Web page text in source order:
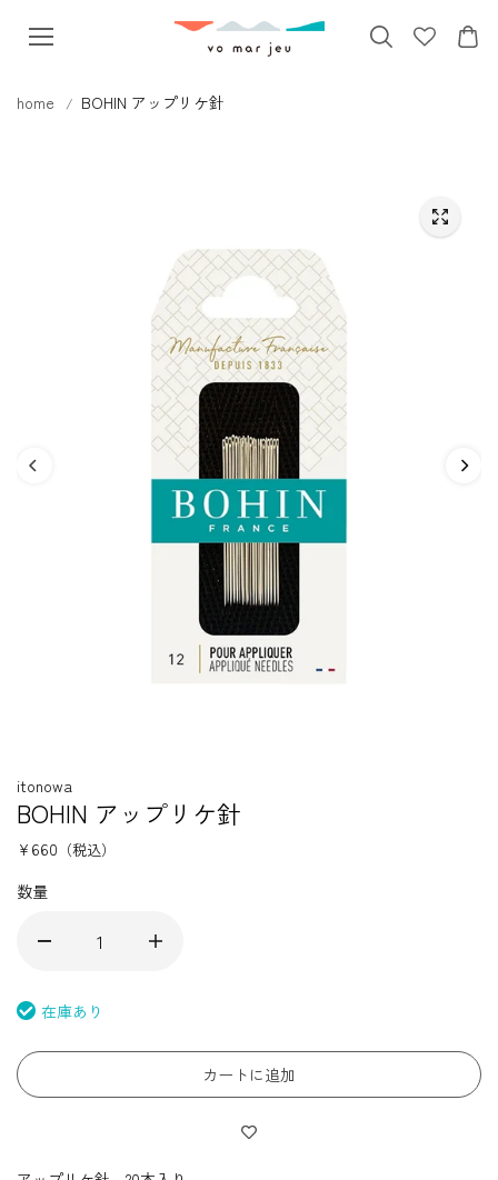
キップ
home BOHIN アップリケ針
itonowa
BOHIN アップリケ針
¥660 （税込）
数量
在庫あり
カートに追加